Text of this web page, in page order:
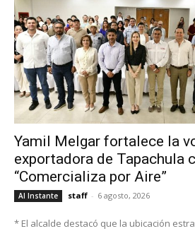
Yamil Melgar fortalece la
exportadora de Tapachula
“Comercializa por Aire”
Al Instante staff - 6 agosto, 2026
* El alcalde destacó que la ubicación